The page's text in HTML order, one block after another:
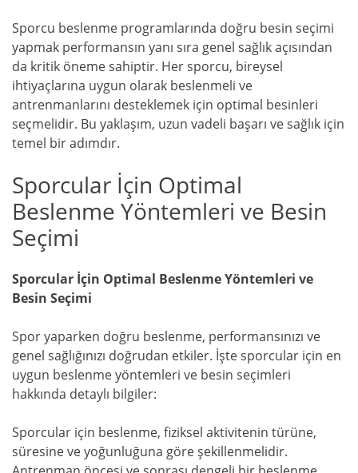
Sporcu beslenme programlarında doğru besin seçimi
yapmak performansın yanı sıra genel sağlık açısından
da kritik öneme sahiptir. Her sporcu, bireysel
ihtiyaçlarına uygun olarak beslenmeli ve
antrenmanlarını desteklemek için optimal besinleri
seçmelidir. Bu yaklaşım, uzun vadeli başarı ve sağlık için
temel bir adımdır.
Sporcular İçin Optimal
Beslenme Yöntemleri ve Besin
Seçimi
Sporcular İçin Optimal Beslenme Yöntemleri ve
Besin Seçimi
Spor yaparken doğru beslenme, performansınızı ve
genel sağlığınızı doğrudan etkiler. İşte sporcular için en
uygun beslenme yöntemleri ve besin seçimleri
hakkında detaylı bilgiler:
Sporcular için beslenme, fiziksel aktivitenin türüne,
süresine ve yoğunluğuna göre şekillenmelidir.